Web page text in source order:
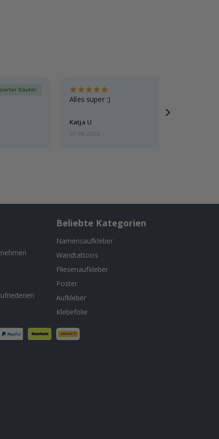
Käufer
Alles super :)
Katja U
07.08.2026
Beliebte Kategorien
Namensaufkleber
Wandtattoos
Fliesenaufkleber
Poster
Aufkleber
Klebefolie